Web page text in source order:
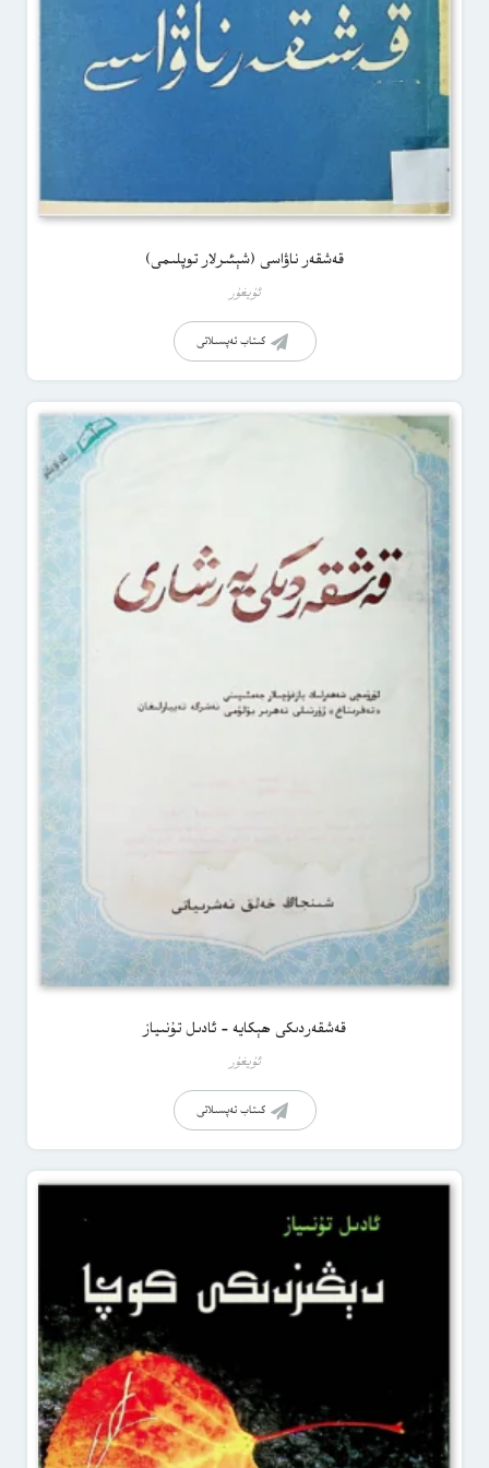
قەشقەر ناۋاسى (شېئىرلار توپلىمى)
ئۇيغۇر
كىتاب تەپسىلاتى
قەشقەردىكى ھېكايە – ئادىل تۇنىياز
ئۇيغۇر
كىتاب تەپسىلاتى